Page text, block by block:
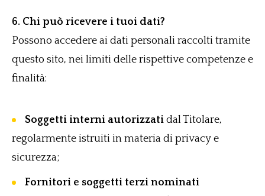
6. Chi può ricevere i tuoi dati?
Possono accedere ai dati personali raccolti tramite
questo sito, nei limiti delle rispettive competenze e
finalità:
Soggetti interni autorizzati dal Titolare,
regolarmente istruiti in materia di privacy e
sicurezza;
Fornitori e soggetti terzi nominati